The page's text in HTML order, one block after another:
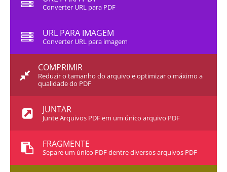
Converter URL para PDF
URL PARA IMAGEM
Converter URL para imagem
COMPRIMIR
Reduzir o tamanho do arquivo e optimizar o máximo a
qualidade do PDF
JUNTAR
Junte Arquivos PDF em um único arquivo PDF
FRAGMENTE
Separe um único PDF dentre diversos arquivos PDF